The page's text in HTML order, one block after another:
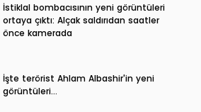
İstiklal bombacısının yeni görüntüleri
ortaya çıktı: Alçak saldırıdan saatler
önce kamerada
İşte terörist Ahlam Albashir'in yeni
görüntüleri…